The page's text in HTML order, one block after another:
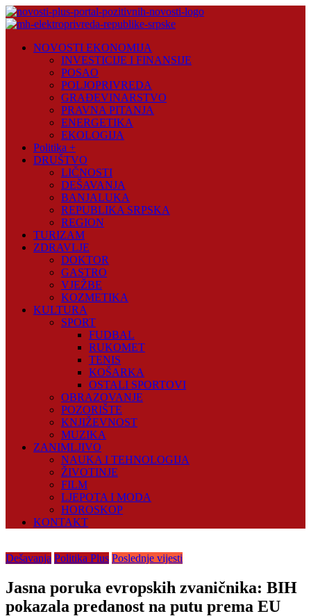
Skip
to
Plus
NOVOSTI EKONOMIJA
INVESTICIJE I FINANSIJE
POSAO
POLJOPRIVREDA
GRAĐEVINARSTVO
PRAVNA PITANJA
ENERGETIKA
EKOLOGIJA
Politika +
DRUŠTVO
LIČNOSTI
DEŠAVANJA
BANJALUKA
REPUBLIKA SRPSKA
REGION
TURIZAM
ZDRAVLJE
DOKTOR
GASTRO
VJEŽBE
KOZMETIKA
KULTURA
SPORT
FUDBAL
RUKOMET
TENIS
KOŠARKA
OSTALI SPORTOVI
OBRAZOVANJE
POZORIŠTE
KNJIŽEVNOST
MUZIKA
ZANIMLJIVO
NAUKA I TEHNOLOGIJA
ŽIVOTINJE
FILM
LJEPOTA I MODA
HOROSKOP
KONTAKT
Dešavanja Politika Plus Poslednje vijesti
Jasna poruka evropskih zvaničnika: BIH
pokazala predanost na putu prema EU